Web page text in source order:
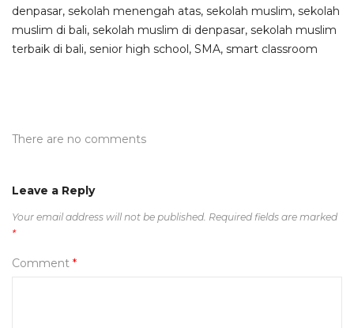
denpasar, sekolah menengah atas, sekolah muslim, sekolah
muslim di bali, sekolah muslim di denpasar, sekolah muslim
terbaik di bali, senior high school, SMA, smart classroom
There are no comments
Leave a Reply
Your email address will not be published. Required fields are marked
*
Comment *